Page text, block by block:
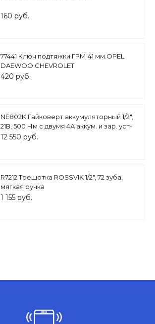
160 руб.
77441 Ключ подтяжки ГРМ 41 мм.OPEL
DAEWOO CHEVROLET
420 руб.
NE802K Гайковерт аккумуляторный 1/2",
21В, 500 Нм с двумя 4A аккум. и зар. уст-
вом, в кейсе
12 550 руб.
R7212 Трещотка ROSSVIK 1/2", 72 зуба,
мягкая ручка
1 155 руб.